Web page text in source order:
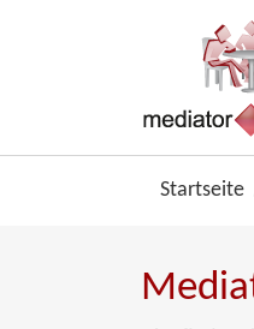
Startseite